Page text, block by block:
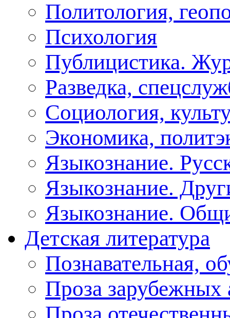
Политология,
Психология
Публицистика.
Разведка,
Социология,
Экономика,
Языкознание.
Языкознание.
Языкознание.
Детская литература
Познавательная,
Проза зарубежных